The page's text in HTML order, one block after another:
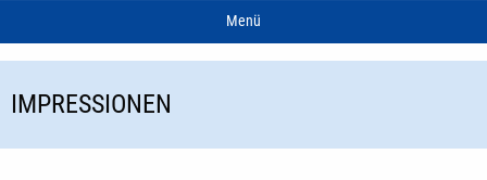
Menü
IMPRESSIONEN